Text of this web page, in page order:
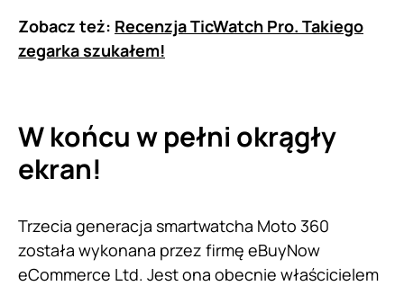
Zobacz też: Recenzja TicWatch Pro. Takiego
zegarka szukałem!
W końcu w pełni okrągły
ekran!
Trzecia generacja smartwatcha Moto 360
została wykonana przez firmę eBuyNow
eCommerce Ltd. Jest ona obecnie właścicielem